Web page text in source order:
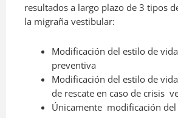
resultados a largo plazo de 3 tipos
la migraña vestibular:
Modificación del estilo de
preventiva
Modificación del estilo de
de rescate en caso de crisis
Únicamente modificación